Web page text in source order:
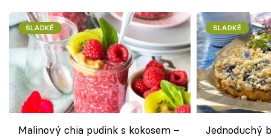
SLADKÉ
Malinový chia pudink s kokosem –
SLADKÉ
Jednoduchý